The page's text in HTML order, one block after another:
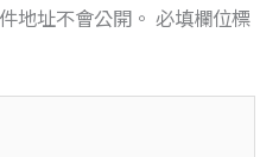
地址不會公開。 必填欄位標